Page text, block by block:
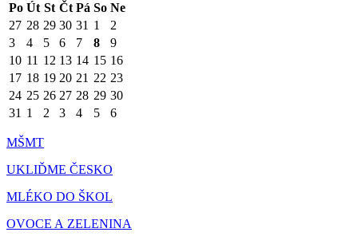
Po Út St Čt Pá So Ne
27 28 29 30 31 1
2
3
4 5 6 7 8
9
10 11 12 13 14 15 16
17 18 19 20 21 22 23
24 25 26 27 28 29 30
31 1 2 3 4 5 6
MŠMT
UKLIĎME ČESKO
MLÉKO DO ŠKOL
OVOCE A ZELENINA